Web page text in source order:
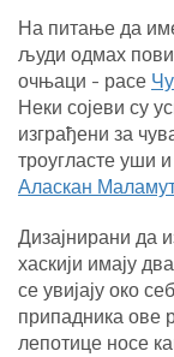
На питање да
људи одмах
очњаци - расе
Неки сојеви су
изграђени за
троугласте уши
Аласкан
Дизајнирани да
хаскији имају
се увијају око
припадника ове
лепотице носе